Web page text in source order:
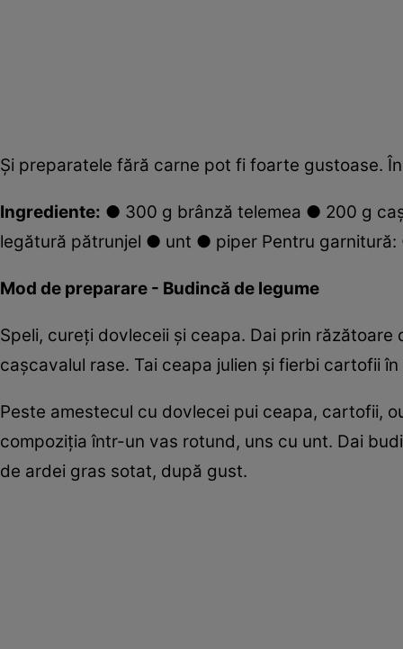
Şi preparatele fără carne pot fi foarte gustoase.
Ingrediente: ● 300 g brânză telemea ● 200 g
legătură pătrunjel ● unt ● piper Pentru
Mod de preparare - Budincă de legume
Speli, cureţi dovleceii şi ceapa. Dai prin
caşcavalul rase. Tai ceapa julien şi fierbi cartofii
Peste amestecul cu dovlecei pui ceapa, cartofii,
compoziţia într-un vas rotund, uns cu unt. Dai
de ardei gras sotat, după gust.